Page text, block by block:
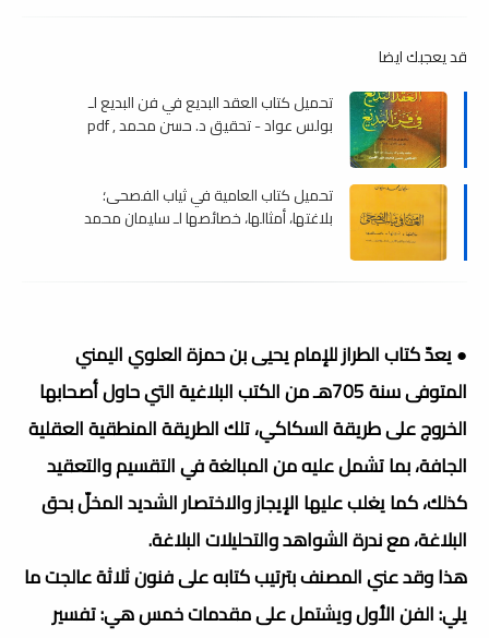
قد يعجبك ايضا
تحميل كتاب العقد البدیع في فن البدیع لـ
بولس عواد - تحقيق د. حسن محمد , pdf
تحميل كتاب العامية في ثياب الفصحى؛
بلاغتها، أمثالها، خصائصها لـ سليمان محمد
● يعدّ كتاب الطراز للإمام يحيى بن حمزة العلوي اليمني
المتوفى سنة 705هـ من الكتب البلاغية التي حاول أصحابها
الخروج على طريقة السكاكي، تلك الطريقة المنطقية العقلية
الجافة، بما تشمل عليه من المبالغة في التقسيم والتعقيد
كذلك، كما يغلب عليها الإيجاز والاختصار الشديد المخلّ بحق
البلاغة، مع ندرة الشواهد والتحليلات البلاغة.
هذا وقد عني المصنف بترتيب كتابه على فنون ثلاثة عالجت ما
يلي: الفن الأول ويشتمل على مقدمات خمس هي: تفسير